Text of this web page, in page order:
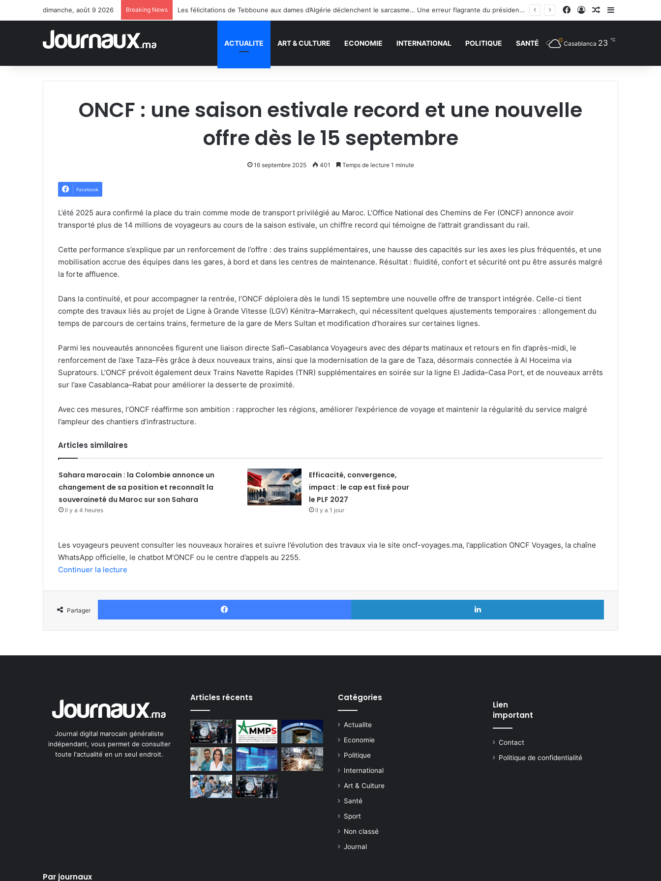
dimanche, août 9 2026 Breaking News Les félicitations de Tebboune aux dames d’Algérie déclenchent le sarcasme… Une erreur flagrante du président algérien suscite la controverse Facebook
Connexion
Article Aléatoire
Sidebar
ACTUALITE ART & CULTURE ECONOMIE INTERNATIONAL POLITIQUE SANTÉ Casablanca 23 ℃
ONCF : une saison estivale record et une nouvelle
offre dès le 15 septembre
16 septembre 2025 401 Temps de lecture 1 minute
Facebook
L’été 2025 aura confirmé la place du train comme mode de transport privilégié au Maroc. L’Office National des Chemins de Fer (ONCF) annonce avoir
transporté plus de 14 millions de voyageurs au cours de la saison estivale, un chiffre record qui témoigne de l’attrait grandissant du rail.
Cette performance s’explique par un renforcement de l’offre : des trains supplémentaires, une hausse des capacités sur les axes les plus fréquentés, et une
mobilisation accrue des équipes dans les gares, à bord et dans les centres de maintenance. Résultat : fluidité, confort et sécurité ont pu être assurés malgré
la forte affluence.
Dans la continuité, et pour accompagner la rentrée, l’ONCF déploiera dès le lundi 15 septembre une nouvelle offre de transport intégrée. Celle-ci tient
compte des travaux liés au projet de Ligne à Grande Vitesse (LGV) Kénitra–Marrakech, qui nécessitent quelques ajustements temporaires : allongement du
temps de parcours de certains trains, fermeture de la gare de Mers Sultan et modification d’horaires sur certaines lignes.
Parmi les nouveautés annoncées figurent une liaison directe Safi–Casablanca Voyageurs avec des départs matinaux et retours en fin d’après-midi, le
renforcement de l’axe Taza–Fès grâce à deux nouveaux trains, ainsi que la modernisation de la gare de Taza, désormais connectée à Al Hoceima via
Supratours. L’ONCF prévoit également deux Trains Navette Rapides (TNR) supplémentaires en soirée sur la ligne El Jadida–Casa Port, et de nouveaux arrêts
sur l’axe Casablanca–Rabat pour améliorer la desserte de proximité.
Avec ces mesures, l’ONCF réaffirme son ambition : rapprocher les régions, améliorer l’expérience de voyage et maintenir la régularité du service malgré
l’ampleur des chantiers d’infrastructure.
Articles similaires
Sahara marocain : la Colombie annonce un
changement de sa position et reconnaît la
souveraineté du Maroc sur son Sahara
il y a 4 heures
Efficacité, convergence,
impact : le cap est fixé pour
le PLF 2027
il y a 1 jour
Les voyageurs peuvent consulter les nouveaux horaires et suivre l’évolution des travaux via le site oncf-voyages.ma, l’application ONCF Voyages, la chaîne
WhatsApp officielle, le chatbot M’ONCF ou le centre d’appels au 2255.
Continuer la lecture
Partager
Facebook Linkedin
Journal digital marocain généraliste
indépendant, vous permet de consulter
toute l'actualité en un seul endroit.
Articles récents Catégories
Actualite
Economie
Politique
International
Art & Culture
Santé
Sport
Non classé
Journal
Lien
important
Contact
Politique de confidentialité
Par journaux